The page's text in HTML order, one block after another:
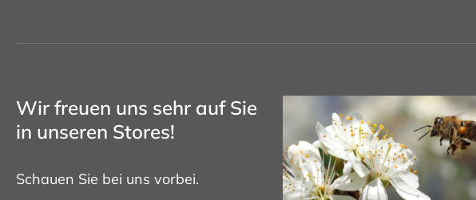
Wir freuen uns sehr auf Sie
in unseren Stores!
Schauen Sie bei uns vorbei.